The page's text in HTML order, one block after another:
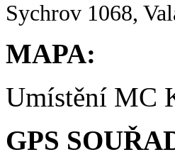
Sychrov 1068,
MAPA:
Umístění MC
GPS